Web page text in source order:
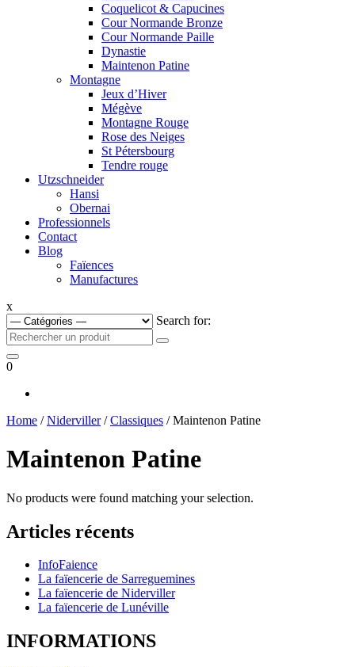
Coquelicot & Capucines
Cour Normande Bronze
Cour Normande Paille
Dynastie
Maintenon Patine
Montagne
Jeux d’Hiver
Mégève
Montagne Rouge
Rose des Neiges
St Pétersbourg
Tendre rouge
Utzschneider
Hansi
Obernai
Professionnels
Contact
Blog
Faïences
Manufactures
x
Search for:
0
Home /Niderviller/Classiques / Maintenon Patine
Maintenon Patine
No products were found matching your selection.
Articles récents
InfoFaience
La faïencerie de Sarreguemines
La faïencerie de Niderviller
La faïencerie de Lunéville
INFORMATIONS